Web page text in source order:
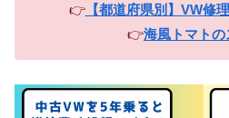
👉【都道府県別】VW修
👉海風トマトの